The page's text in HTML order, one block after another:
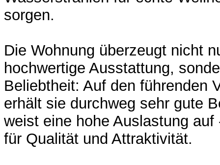
sorgen.
Die Wohnung überzeugt nicht
hochwertige Ausstattung,
Beliebtheit: Auf den führenden
erhält sie durchweg sehr gute
weist eine hohe Auslastung
für Qualität und Attraktivität.